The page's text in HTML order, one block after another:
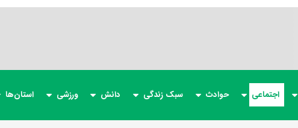
اجتماعی حوادث سبک زندگی دانش ورزشی استان‌ها